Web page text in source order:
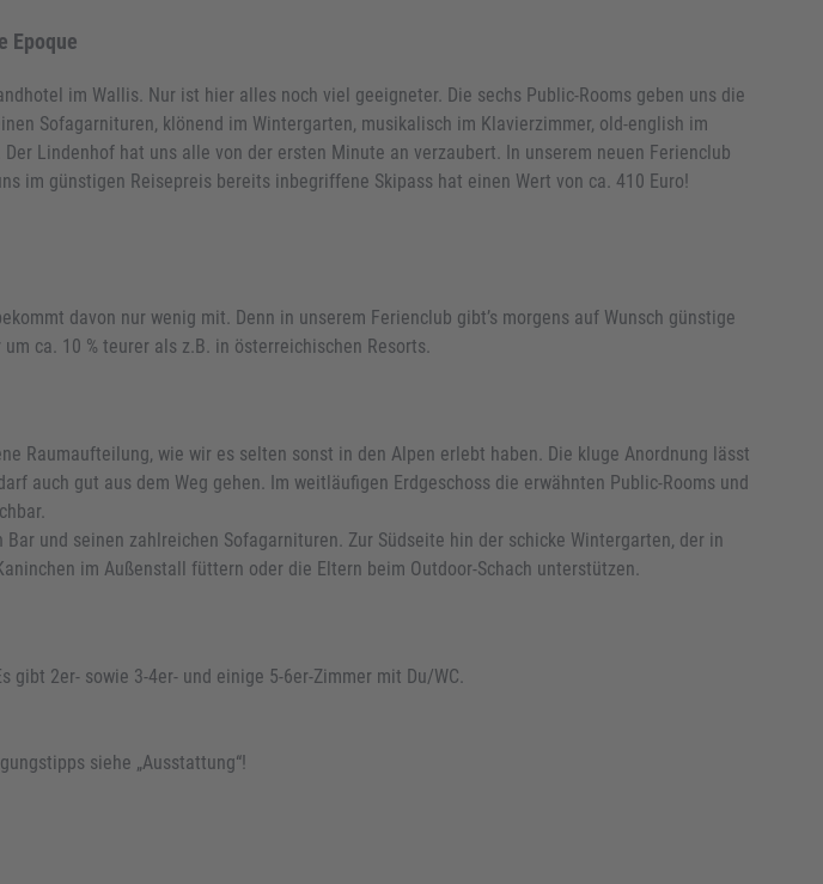
Epoque
im Wallis. Nur ist hier alles noch viel geeigneter. Die sechs Public-Rooms geben uns die
Sofagarnituren, klönend im Wintergarten, musikalisch im Klavierzimmer, old-english im
Lindenhof hat uns alle von der ersten Minute an verzaubert. In unserem neuen Ferienclub
im günstigen Reisepreis bereits inbegriffene Skipass hat einen Wert von ca. 410 Euro!
davon nur wenig mit. Denn in unserem Ferienclub gibt’s morgens auf Wunsch günstige
ca. 10 % teurer als z.B. in österreichischen Resorts.
Raumaufteilung, wie wir es selten sonst in den Alpen erlebt haben. Die kluge Anordnung lässt
auch gut aus dem Weg gehen. Im weitläufigen Erdgeschoss die erwähnten Public-Rooms und
und seinen zahlreichen Sofagarnituren. Zur Südseite hin der schicke Wintergarten, der in
im Außenstall füttern oder die Eltern beim Outdoor-Schach unterstützen.
2er- sowie 3-4er- und einige 5-6er-Zimmer mit Du/WC.
siehe „Ausstattung“!